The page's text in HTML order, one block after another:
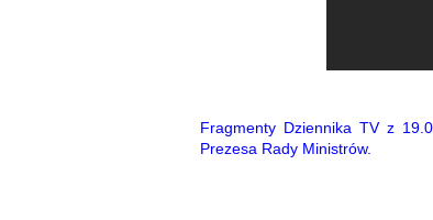
Fragmenty Dziennika TV z
Prezesa Rady Ministrów.